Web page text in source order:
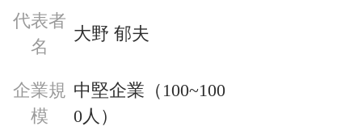
代表者
名
大野 郁夫
企業規
模
中堅企業（100~100
0人）